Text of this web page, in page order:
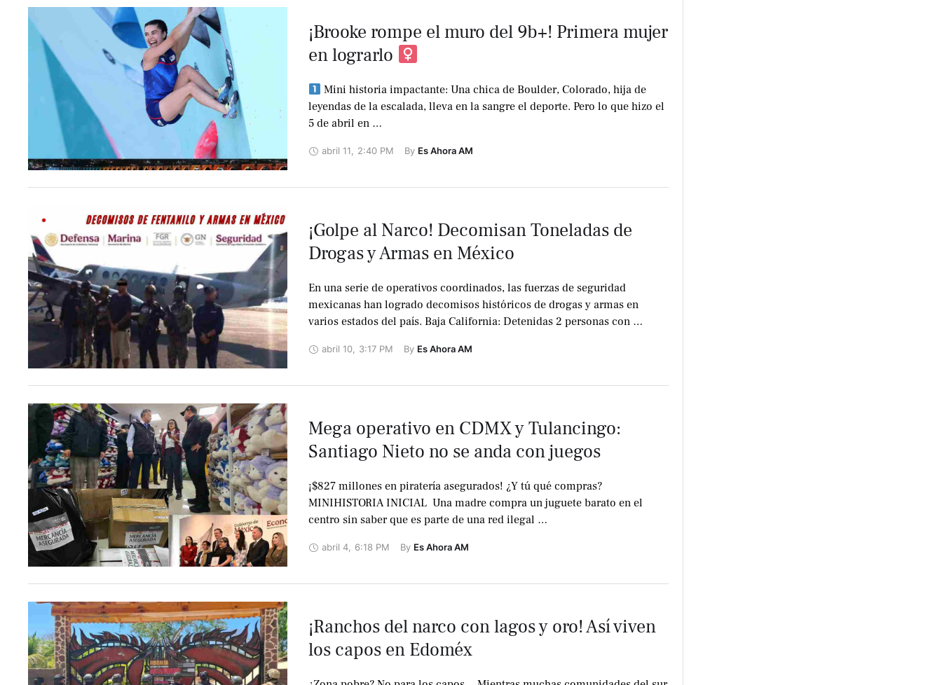
¡Brooke rompe el muro del 9b+! Primera mujer
en lograrlo ‍
Mini historia impactante: Una chica de Boulder, Colorado, hija de
leyendas de la escalada, lleva en la sangre el deporte. Pero lo que hizo el
5 de abril en …
abril 11 2:40 PM By Es Ahora AM
¡Golpe al Narco! Decomisan Toneladas de
Drogas y Armas en México
En una serie de operativos coordinados, las fuerzas de seguridad
mexicanas han logrado decomisos históricos de drogas y armas en
varios estados del país. Baja California: Detenidas 2 personas con …
abril 10, 3:17 PM By Es Ahora AM
Mega operativo en CDMX y Tulancingo:
Santiago Nieto no se anda con juegos
¡$827 millones en piratería asegurados! ¿Y tú qué compras?
MINIHISTORIA INICIAL ‍ Una madre compra un juguete barato en el
centro sin saber que es parte de una red ilegal …
abril 4, 6:18 PM By Es Ahora AM
¡Ranchos del narco con lagos y oro! Así viven
los capos en Edoméx